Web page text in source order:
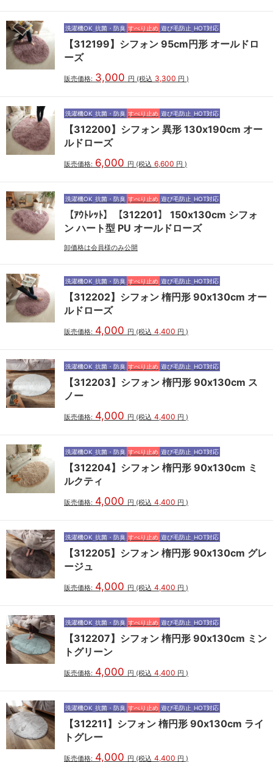
洗濯機OK 抗菌・防臭 すべり止め 遊び毛防止 HOT対応
【312199】シフォン 95cm円形 オールドロ
ーズ
販売価格: 3,000 円 (税込 3,300 円 )
洗濯機OK 抗菌・防臭 すべり止め 遊び毛防止 HOT対応
【312200】シフォン 異形 130x190cm オー
ルドローズ
販売価格: 6,000 円 (税込 6,600 円 )
洗濯機OK 抗菌・防臭 すべり止め 遊び毛防止 HOT対応
【ｱｳﾄﾚｯﾄ】【312201】 150x130cm シフォ
ン ハート型 PU オールドローズ
卸価格は会員様のみ公開
洗濯機OK 抗菌・防臭 すべり止め 遊び毛防止 HOT対応
【312202】シフォン 楕円形 90x130cm オー
ルドローズ
販売価格: 4,000 円 (税込 4,400 円 )
洗濯機OK 抗菌・防臭 すべり止め 遊び毛防止 HOT対応
【312203】シフォン 楕円形 90x130cm ス
ノー
販売価格: 4,000 円 (税込 4,400 円 )
洗濯機OK 抗菌・防臭 すべり止め 遊び毛防止 HOT対応
【312204】シフォン 楕円形 90x130cm ミ
ルクティ
販売価格: 4,000 円 (税込 4,400 円 )
洗濯機OK 抗菌・防臭 すべり止め 遊び毛防止 HOT対応
【312205】シフォン 楕円形 90x130cm グレ
ージュ
販売価格: 4,000 円 (税込 4,400 円 )
洗濯機OK 抗菌・防臭 すべり止め 遊び毛防止 HOT対応
【312207】シフォン 楕円形 90x130cm ミン
トグリーン
販売価格: 4,000 円 (税込 4,400 円 )
洗濯機OK 抗菌・防臭 すべり止め 遊び毛防止 HOT対応
【312211】シフォン 楕円形 90x130cm ライ
トグレー
販売価格: 4,000 円 (税込 4,400 円 )